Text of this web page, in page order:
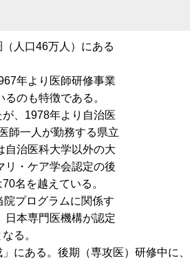
人口46万人）にある
年より医師研修事業
のも特徴である。
、1978年より自治医
師一人が勤務する県立
自治医科大学以外の大
リ・ケア学会認定の後
名を越えている。
プログラムに関係す
日本専門医機構が認定
る。
にある。後期（専攻医）研修中に